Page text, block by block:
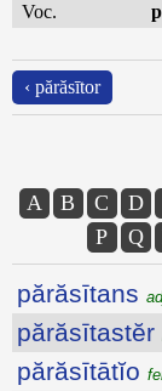
Voc.
‹ părăsītor
A B C D
P
Q
părăsītans
părăsītastĕr
părăsītātĭo